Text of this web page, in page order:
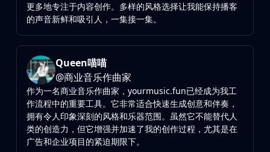
更多地专注于内容创作。多样的风格选择让我能保持播客
的声音新鲜和吸引人，一集接一集。
Queen喵喵
@商业音乐作曲家
作为一名商业音乐作曲家，yourmusic.fun已经成为我工
作流程中的重要工具。它非常适合快速生成创意和伴奏，
拥有令人印象深刻的风格和乐器范围。虽然它不能替代人
类的创造力，但它增强并加速了我的创作过程，尤其是在
广告和企业项目的紧迫期限下。